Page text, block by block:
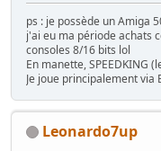
ps : je possède un Amiga
j'ai eu ma période achats
consoles 8/16 bits lol
En manette, SPEEDKING
Je joue principalement via
Leonardo7up